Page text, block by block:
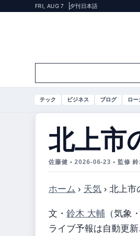
FRI, AUG 7 夕刊 日本語
テック ビジネス ブログ ロー
北上市
佐藤健 • 2026-06-23 • 監修 鈴
ホーム › 天気 › 北上市
文・ 鈴木 大輔 （気象
ライブ予報は自動更